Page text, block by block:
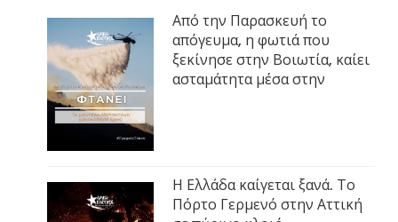
Από την Παρασκευή το
απόγευμα, η φωτιά που
ξεκίνησε στην Βοιωτία, καίει
ασταμάτητα μέσα στην
Η Ελλάδα καίγεται ξανά. Το
Πόρτο Γερμενό στην Αττική